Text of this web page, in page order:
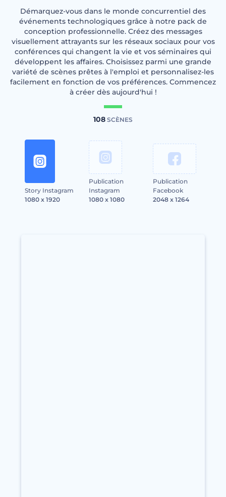
Démarquez-vous dans le monde concurrentiel des
événements technologiques grâce à notre pack de
conception professionnelle. Créez des messages
visuellement attrayants sur les réseaux sociaux pour vos
conférences qui changent la vie et vos séminaires qui
développent les affaires. Choisissez parmi une grande
variété de scènes prêtes à l'emploi et personnalisez-les
facilement en fonction de vos préférences. Commencez
à créer dès aujourd'hui !
108 SCÈNES
Story Instagram
1080 x 1920
Publication
Instagram
1080 x 1080
Publication
Facebook
2048 x 1264